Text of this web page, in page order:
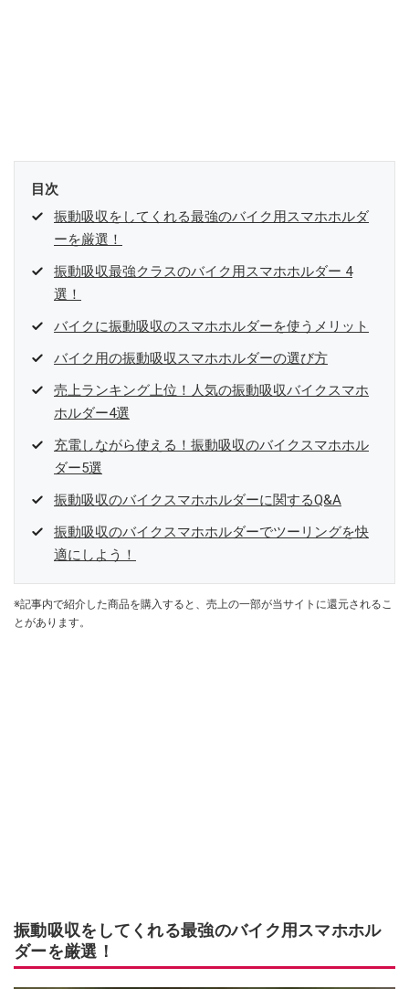
目次
振動吸収をしてくれる最強のバイク用スマホホルダ
ーを厳選！
振動吸収最強クラスのバイク用スマホホルダー 4
選！
バイクに振動吸収のスマホホルダーを使うメリット
バイク用の振動吸収スマホホルダーの選び方
売上ランキング上位！人気の振動吸収バイクスマホ
ホルダー4選
充電しながら使える！振動吸収のバイクスマホホル
ダー5選
振動吸収のバイクスマホホルダーに関するQ&A
振動吸収のバイクスマホホルダーでツーリングを快
適にしよう！
※記事内で紹介した商品を購入すると、売上の一部が当サイトに還元されるこ
とがあります。
振動吸収をしてくれる最強のバイク用スマホホル
ダーを厳選！